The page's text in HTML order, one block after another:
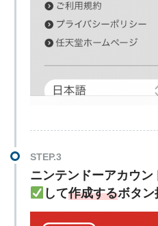
ニンテンドーアカウ
して作成するボタン